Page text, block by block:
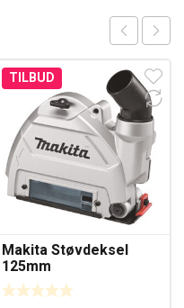
TILBUD
Makita Støvdeksel
125mm